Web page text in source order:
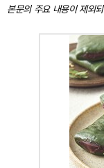
본문의 주요 내용이 제외